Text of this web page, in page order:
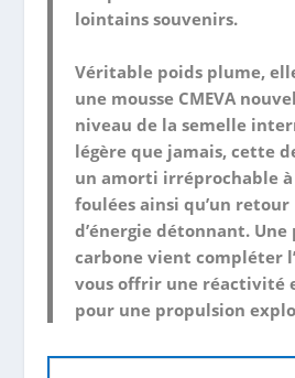
lointains souvenirs.
Véritable poids plume,
une mousse CMEVA
niveau de la semelle
légère que jamais, cette
un amorti irréprochable à
fouléesainsi qu’un retour
d’énergie détonnant. Une
carbone vient compléter
vous offrir une réactivité
pour une propulsion